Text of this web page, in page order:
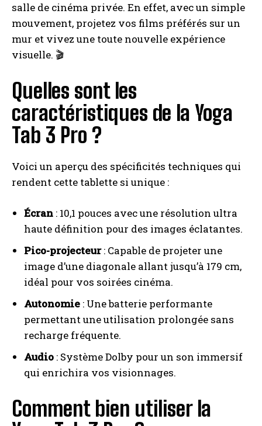
salle de cinéma privée. En effet, avec un simple
mouvement, projetez vos films préférés sur un
mur et vivez une toute nouvelle expérience
visuelle. 🎬
Quelles sont les
caractéristiques de la Yoga
Tab 3 Pro ?
Voici un aperçu des spécificités techniques qui
rendent cette tablette si unique :
Écran : 10,1 pouces avec une résolution ultra
haute définition pour des images éclatantes.
Pico-projecteur: Capable de projeter une
image d’une diagonale allant jusqu’à 179 cm,
idéal pour vos soirées cinéma.
Autonomie : Une batterie performante
permettant une utilisation prolongée sans
recharge fréquente.
Audio : Système Dolby pour un son immersif
qui enrichira vos visionnages.
Comment bien utiliser la